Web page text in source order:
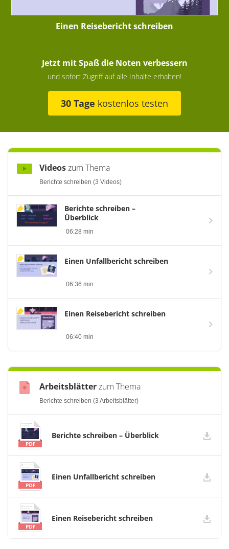
Einen Reisebericht schreiben
Jetzt mit Spaß die Noten verbessern
und sofort Zugriff auf alle Inhalte erhalten!
30 Tage kostenlos testen
Videoszum Thema
Berichte schreiben (3 Videos)
Berichte schreiben –
Überblick
06:28 min
Einen Unfallbericht schreiben
06:36 min
Einen Reisebericht schreiben
06:40 min
Arbeitsblätterzum Thema
Berichte schreiben (3 Arbeitsblätter)
Berichte schreiben – Überblick
Einen Unfallbericht schreiben
Einen Reisebericht schreiben